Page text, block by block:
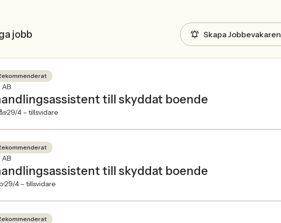
jobb Skapa Jobbevakaren
AB
till skyddat boende
29/4 – tillsvidare
AB
till skyddat boende
29/4 – tillsvidare